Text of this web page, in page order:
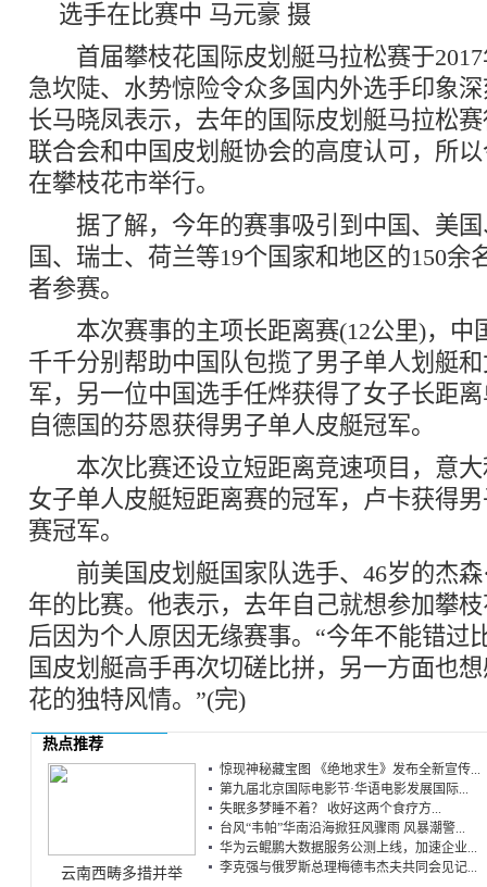
选手在比赛中 马元豪 摄
首届攀枝花国际皮划艇马拉松赛于2017
急坎陡、水势惊险令众多国内外选手印象
长马晓凤表示，去年的国际皮划艇马拉松
联合会和中国皮划艇协会的高度认可，所
在攀枝花市举行。
据了解，今年的赛事吸引到中国、美国
国、瑞士、荷兰等19个国家和地区的150余
者参赛。
本次赛事的主项长距离赛(12公里)，中
千千分别帮助中国队包揽了男子单人划艇
军，另一位中国选手任烨获得了女子长距
自德国的芬恩获得男子单人皮艇冠军。
本次比赛还设立短距离竞速项目，意大
女子单人皮艇短距离赛的冠军，卢卡获得
赛冠军。
前美国皮划艇国家队选手、46岁的杰森
年的比赛。他表示，去年自己就想参加攀
后因为个人原因无缘赛事。“今年不能错过
国皮划艇高手再次切磋比拼，另一方面也
花的独特风情。”(完)
热点推荐
云南西畴多措并举
惊现神秘藏宝图 《绝地求生》发布全新宣传...
第九届北京国际电影节·华语电影发展国际...
失眠多梦睡不着？ 收好这两个食疗方...
台风“韦帕”华南沿海掀狂风骤雨 风暴潮警...
华为云鲲鹏大数据服务公测上线，加速企业...
李克强与俄罗斯总理梅德韦杰夫共同会见记...